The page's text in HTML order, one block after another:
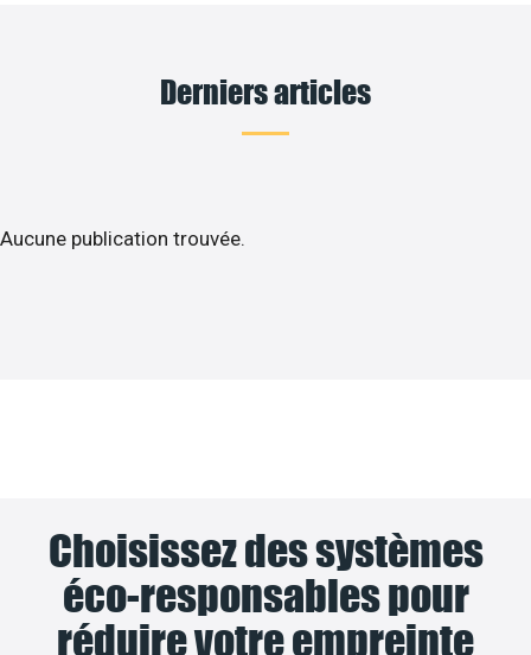
Derniers articles
Aucune publication trouvée.
Choisissez des systèmes
éco-responsables pour
réduire votre empreinte